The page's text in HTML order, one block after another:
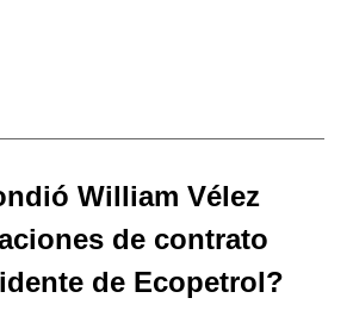
William Vélez
de contrato
de Ecopetrol?